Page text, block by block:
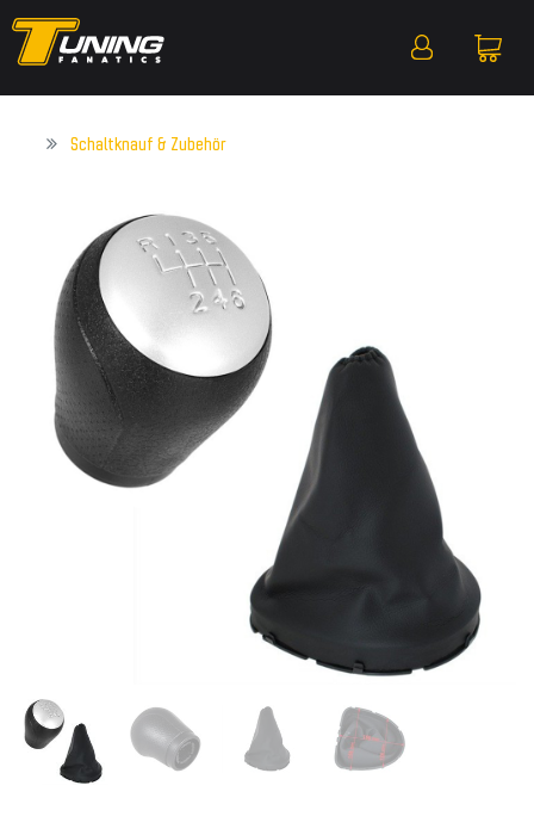
Schaltknauf & Zubehör